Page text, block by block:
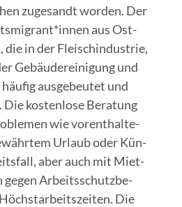
zuge­sandt wor­den. Der
aus Ost-
die in der Fleisch­in­dus­trie,
Gebäu­de­rei­ni­gung und
aus­ge­beu­tet und
Die kos­ten­lo­se Bera­tung
wie vor­ent­hal­te­
Urlaub oder Kün­
aber auch mit Miet­
gegen Arbeits­schutz­be­
Die